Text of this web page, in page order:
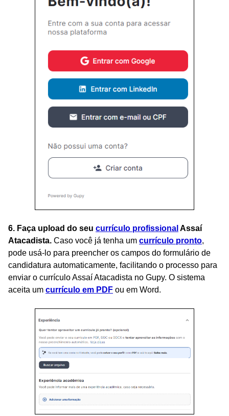
6. Faça upload do seu currículo profissional Assaí
Atacadista. Caso você já tenha um currículo pronto,
pode usá-lo para preencher os campos do formulário de
candidatura automaticamente, facilitando o processo para
enviar o currículo Assaí Atacadista no Gupy. O sistema
aceita um currículo em PDF ou em Word.